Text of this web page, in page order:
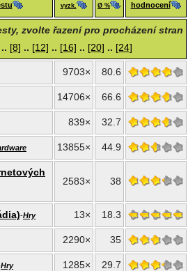
vyzk. Ø % hodnocení
zvolte řazení pro procházení stran
.. [8] .. [12] .. [16] .. [20] .. [24]
9703× 80.6
14706× 66.6
839× 32.7
13855× 44.9
2583× 38
-Hry 13× 18.3
2290× 35
Hry 1285× 29.7